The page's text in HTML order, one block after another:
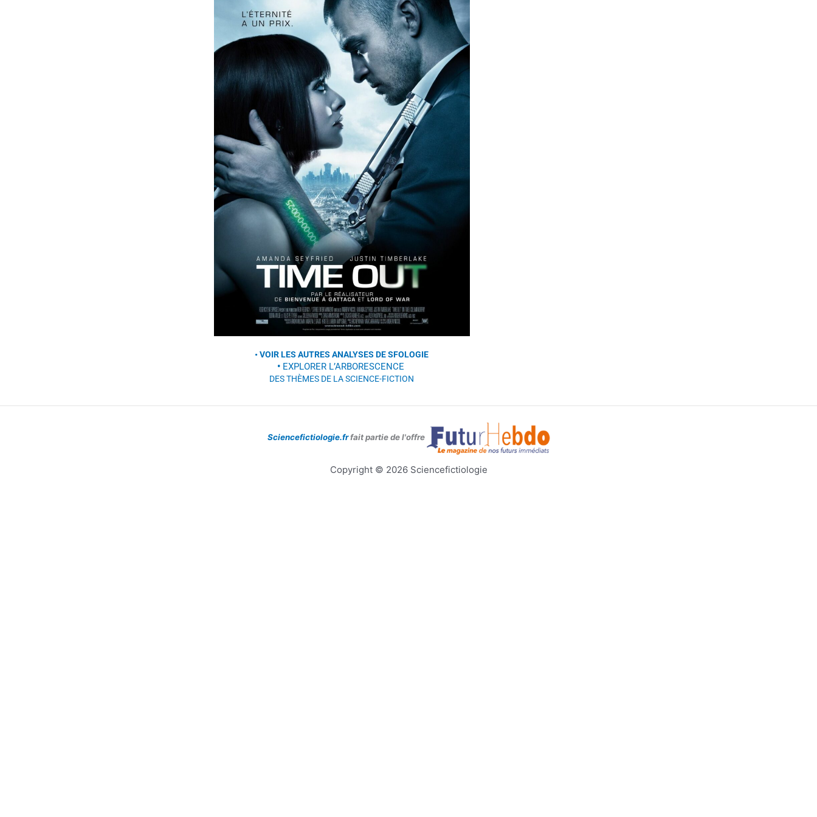
• VOIR LES AUTRES ANALYSES DE SFOLOGIE
•EXPLORER L’ARBORESCENCE
DES THÈMES DE LA SCIENCE-FICTION
Sciencefictiologie.frfait partie de l'offre
Copyright © 2026 Sciencefictiologie